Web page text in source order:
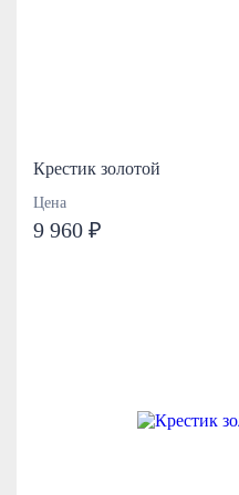
Крестик золотой
Цена
9 960 ₽